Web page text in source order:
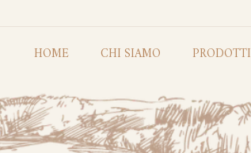
HOME CHI SIAMO PRODOTTI